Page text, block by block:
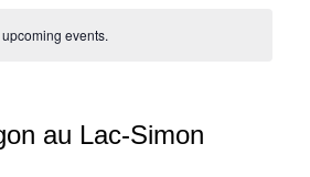
events.
au Lac-Simon